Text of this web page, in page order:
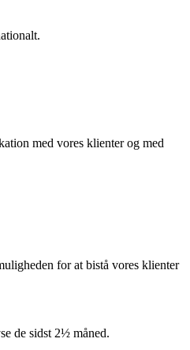
med vores klienter og med
for at bistå vores klienter
de sidst 2½ måned.